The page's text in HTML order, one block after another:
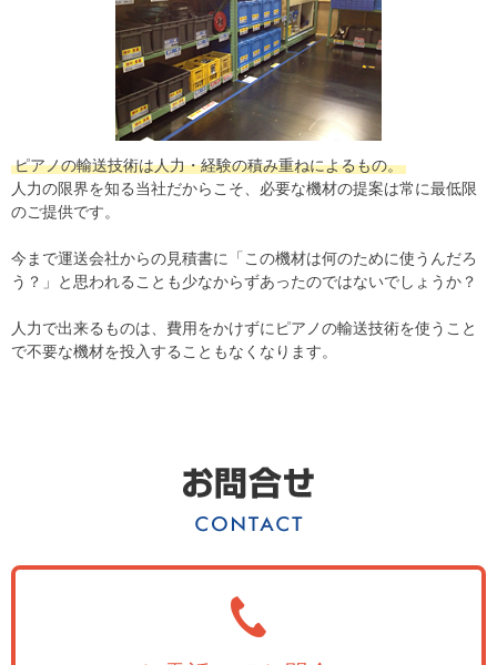
ピアノの輸送技術は人力・経験の積み重ねによるもの。
人力の限界を知る当社だからこそ、必要な機材の提案は常に最低限
のご提供です。
今まで運送会社からの見積書に「この機材は何のために使うんだろ
う？」と思われることも少なからずあったのではないでしょうか？
人力で出来るものは、費用をかけずにピアノの輸送技術を使うこと
で不要な機材を投入することもなくなります。